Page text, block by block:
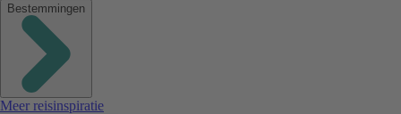
Bestemmingen
Meer reisinspiratie